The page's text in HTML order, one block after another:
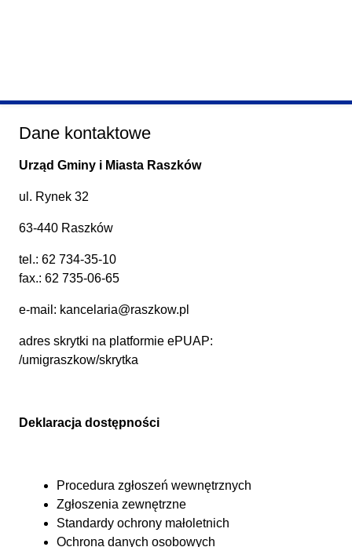
Dane kontaktowe
Urząd Gminy i Miasta Raszków
ul. Rynek 32
63-440 Raszków
tel.: 62 734-35-10
fax.: 62 735-06-65
e-mail: kancelaria@raszkow.pl
adres skrytki na platformie ePUAP:
/umigraszkow/skrytka
Deklaracja dostępności
Procedura zgłoszeń wewnętrznych
Zgłoszenia zewnętrzne
Standardy ochrony małoletnich
Ochrona danych osobowych